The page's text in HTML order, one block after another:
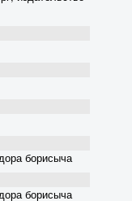
борисыча
борисыча